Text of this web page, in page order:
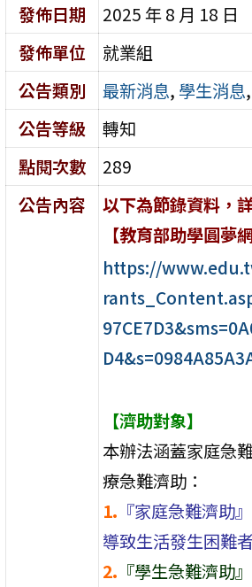
發佈日期
2025 年 8 月 18 日
發佈單位
就業組
公告類別
最新消息, 學生消息,
公告等級
轉知
點閱次數
289
公告內容
以下為節錄資料，
【教育部助學圓夢網
https://
【濟助對象】
本辦法涵蓋家庭急
療急難濟助：
1. 『家庭急難濟助
導致生活發生困難
2. 『學生急難濟助